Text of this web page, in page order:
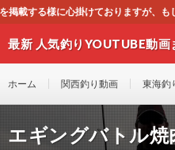
もし一般通念上不適合と思わ
最新 人気釣りYOUTUBE動画
ホーム 関西釣り動画 東海釣
エギングバトル